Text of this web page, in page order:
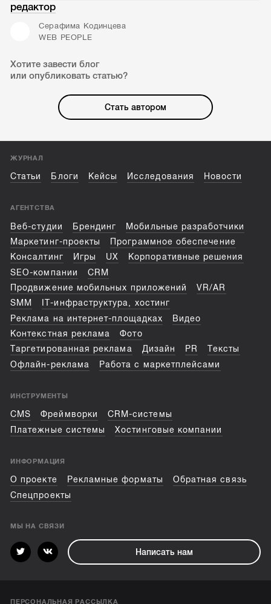
редактор
Серафима Кодинцева
WEB PEOPLE
Хотите завести блог
или опубликовать статью?
Стать автором
ЖУРНАЛ
Статьи Блоги Кейсы Исследования Новости
АГЕНТСТВА
Веб-студии Брендинг
Мобильные разработчики
Маркетинг-проекты
Программное обеспечение
Консалтинг
Игры UX
Корпоративные решения
SEO-компании
CRM
Продвижение мобильных приложений
VR/AR
SMM
IT-инфраструктура, хостинг
Реклама на интернет-площадках
Видео
Контекстная реклама
Фото
Таргетированная реклама
Дизайн PR
Тексты
Офлайн-реклама
Работа с маркетплейсами
ИНСТРУМЕНТЫ
CMS Фреймворки
CRM-системы
Платежные системы
Хостинговые компании
ИНФОРМАЦИЯ
О проекте Рекламные форматы
Обратная связь
Спецпроекты
МЫ НА СВЯЗИ
Написать нам
ПЕРСОНАЛЬНАЯ РАССЫЛКА